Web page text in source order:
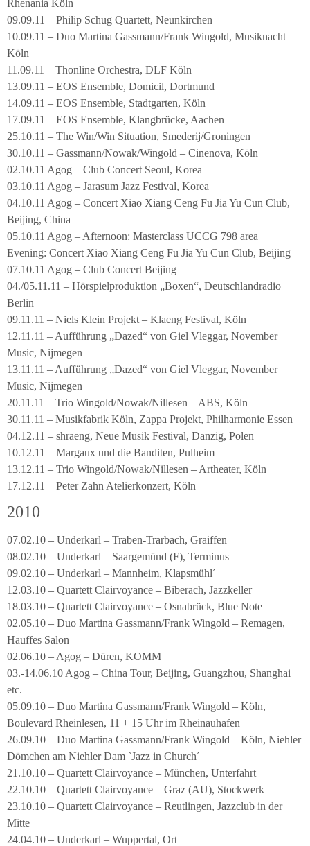
Rhenania Köln
09.09.11 – Philip Schug Quartett, Neunkirchen
10.09.11 – Duo Martina Gassmann/Frank Wingold, Musiknacht
Köln
11.09.11 – Thonline Orchestra, DLF Köln
13.09.11 – EOS Ensemble, Domicil, Dortmund
14.09.11 – EOS Ensemble, Stadtgarten, Köln
17.09.11 – EOS Ensemble, Klangbrücke, Aachen
25.10.11 – The Win/Win Situation, Smederij/Groningen
30.10.11 – Gassmann/Nowak/Wingold – Cinenova, Köln
02.10.11 Agog – Club Concert Seoul, Korea
03.10.11 Agog – Jarasum Jazz Festival, Korea
04.10.11 Agog – Concert Xiao Xiang Ceng Fu Jia Yu Cun Club,
Beijing, China
05.10.11 Agog – Afternoon: Masterclass UCCG 798 area
Evening: Concert Xiao Xiang Ceng Fu Jia Yu Cun Club, Beijing
07.10.11 Agog – Club Concert Beijing
04./05.11.11 – Hörspielproduktion „Boxen“, Deutschlandradio
Berlin
09.11.11 – Niels Klein Projekt – Klaeng Festival, Köln
12.11.11 – Aufführung „Dazed“ von Giel Vleggar, November
Music, Nijmegen
13.11.11 – Aufführung „Dazed“ von Giel Vleggar, November
Music, Nijmegen
20.11.11 – Trio Wingold/Nowak/Nillesen – ABS, Köln
30.11.11 – Musikfabrik Köln, Zappa Projekt, Philharmonie Essen
04.12.11 – shraeng, Neue Musik Festival, Danzig, Polen
10.12.11 – Margaux und die Banditen, Pulheim
13.12.11 – Trio Wingold/Nowak/Nillesen – Artheater, Köln
17.12.11 – Peter Zahn Atelierkonzert, Köln
2010
07.02.10 – Underkarl – Traben-Trarbach, Graiffen
08.02.10 – Underkarl – Saargemünd (F), Terminus
09.02.10 – Underkarl – Mannheim, Klapsmühl´
12.03.10 – Quartett Clairvoyance – Biberach, Jazzkeller
18.03.10 – Quartett Clairvoyance – Osnabrück, Blue Note
02.05.10 – Duo Martina Gassmann/Frank Wingold – Remagen,
Hauffes Salon
02.06.10 – Agog – Düren, KOMM
03.-14.06.10 Agog – China Tour, Beijing, Guangzhou, Shanghai
etc.
05.09.10 – Duo Martina Gassmann/Frank Wingold – Köln,
Boulevard Rheinlesen, 11 + 15 Uhr im Rheinauhafen
26.09.10 – Duo Martina Gassmann/Frank Wingold – Köln, Niehler
Dömchen am Niehler Dam `Jazz in Church´
21.10.10 – Quartett Clairvoyance – München, Unterfahrt
22.10.10 – Quartett Clairvoyance – Graz (AU), Stockwerk
23.10.10 – Quartett Clairvoyance – Reutlingen, Jazzclub in der
Mitte
24.04.10 – Underkarl – Wuppertal, Ort